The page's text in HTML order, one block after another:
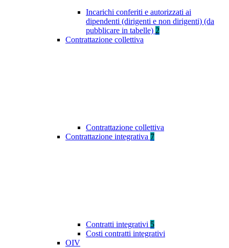
Incarichi conferiti e autorizzati ai
dipendenti (dirigenti e non dirigenti) (da
pubblicare in tabelle) 2
Contrattazione collettiva
Contrattazione collettiva
Contrattazione integrativa 7
Contratti integrativi 5
Costi contratti integrativi
OIV